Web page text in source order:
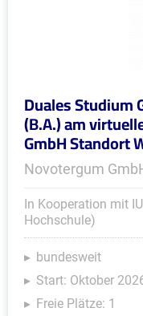
Duales Studium
(B.A.) am
GmbH Standort
Novotergum
In Kooperation mit
Hochschule)
bundesweit
Start: Oktober
Freie Plätze: 1